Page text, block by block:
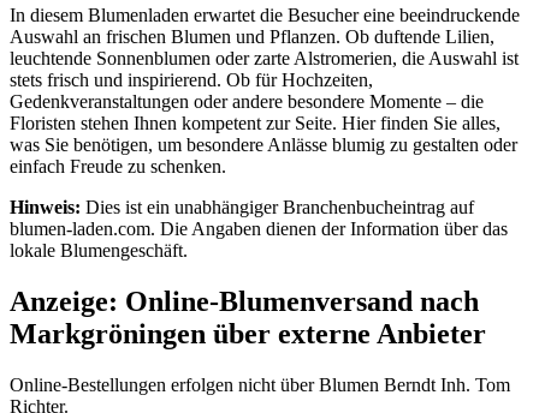
In diesem Blumenladen erwartet die Besucher eine beeindruckende
Auswahl an frischen Blumen und Pflanzen. Ob duftende Lilien,
leuchtende Sonnenblumen oder zarte Alstromerien, die Auswahl ist
stets frisch und inspirierend. Ob für Hochzeiten,
Gedenkveranstaltungen oder andere besondere Momente – die
Floristen stehen Ihnen kompetent zur Seite. Hier finden Sie alles,
was Sie benötigen, um besondere Anlässe blumig zu gestalten oder
einfach Freude zu schenken.
Hinweis: Dies ist ein unabhängiger Branchenbucheintrag auf
blumen-laden.com. Die Angaben dienen der Information über das
lokale Blumengeschäft.
Anzeige: Online-Blumenversand nach
Markgröningen über externe Anbieter
Online-Bestellungen erfolgen nicht über Blumen Berndt Inh. Tom
Richter.